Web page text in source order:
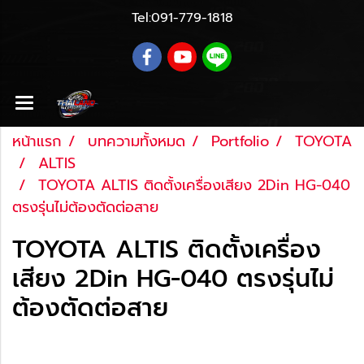
Tel:091-779-1818
หน้าแรก บทความทั้งหมด Portfolio
TOYOTA
ALTIS
TOYOTA ALTIS ติดตั้งเครื่องเสียง 2Din HG-040
ตรงรุ่นไม่ต้องตัดต่อสาย
TOYOTA ALTIS ติดตั้งเครื่อง
เสียง 2Din HG-040 ตรงรุ่นไม่
ต้องตัดต่อสาย